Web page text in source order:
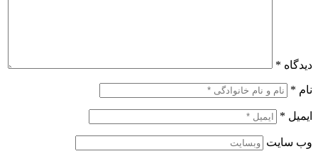
دیدگاه *
نام *
ایمیل *
وب‌ سایت